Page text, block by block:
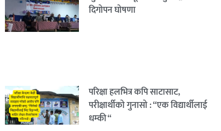
दिगोपन घोषणा
परिक्षा हलभित्र कपि साटासाट,
परीक्षार्थीको गुनासो : “एक विद्यार्थीलाई
धम्की “